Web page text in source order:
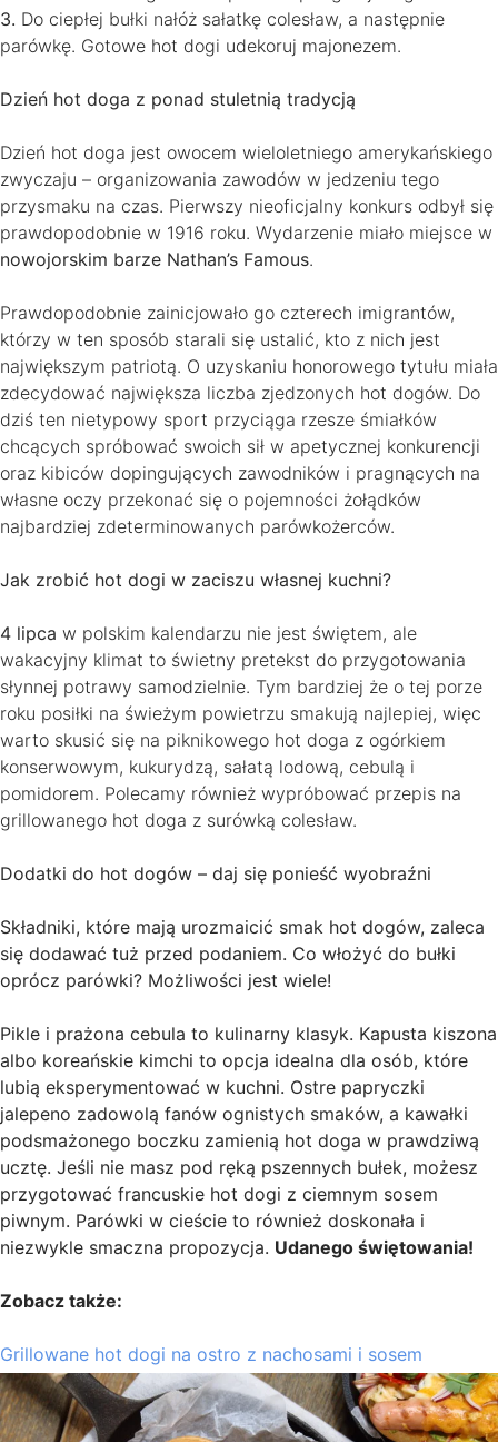
3. Do ciepłej bułki nałóż sałatkę colesław, a następnie
parówkę. Gotowe hot dogi udekoruj majonezem.
Dzień hot doga z ponad stuletnią tradycją
Dzień hot doga jest owocem wieloletniego amerykańskiego
zwyczaju – organizowania zawodów w jedzeniu tego
przysmaku na czas. Pierwszy nieoficjalny konkurs odbył się
prawdopodobnie w 1916 roku. Wydarzenie miało miejsce w
nowojorskim barze Nathan’s Famous.
Prawdopodobnie zainicjowało go czterech imigrantów,
którzy w ten sposób starali się ustalić, kto z nich jest
największym patriotą. O uzyskaniu honorowego tytułu miała
zdecydować największa liczba zjedzonych hot dogów. Do
dziś ten nietypowy sport przyciąga rzesze śmiałków
chcących spróbować swoich sił w apetycznej konkurencji
oraz kibiców dopingujących zawodników i pragnących na
własne oczy przekonać się o pojemności żołądków
najbardziej zdeterminowanych parówkożerców.
Jak zrobić hot dogi w zaciszu własnej kuchni?
4 lipca w polskim kalendarzu nie jest świętem, ale
wakacyjny klimat to świetny pretekst do przygotowania
słynnej potrawy samodzielnie. Tym bardziej że o tej porze
roku posiłki na świeżym powietrzu smakują najlepiej, więc
warto skusić się na piknikowego hot doga z ogórkiem
konserwowym, kukurydzą, sałatą lodową, cebulą i
pomidorem. Polecamy również wypróbować przepis na
grillowanego hot doga z surówką colesław.
Dodatki do hot dogów – daj się ponieść wyobraźni
Składniki, które mają urozmaicić smak hot dogów, zaleca
się dodawać tuż przed podaniem. Co włożyć do bułki
oprócz parówki? Możliwości jest wiele!
Pikle i prażona cebula to kulinarny klasyk. Kapusta kiszona
albo koreańskie kimchi to opcja idealna dla osób, które
lubią eksperymentować w kuchni. Ostre papryczki
jalepeno zadowolą fanów ognistych smaków, a kawałki
podsmażonego boczku zamienią hot doga w prawdziwą
ucztę. Jeśli nie masz pod ręką pszennych bułek, możesz
przygotować francuskie hot dogi z ciemnym sosem
piwnym. Parówki w cieście to również doskonała i
niezwykle smaczna propozycja. Udanego świętowania!
Zobacz także:
Grillowane hot dogi na ostro z nachosami i sosem